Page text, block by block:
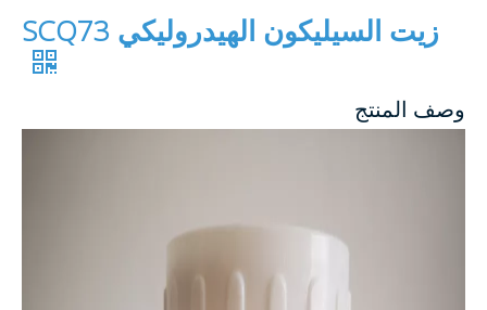
زيت السيليكون الهيدروليكي SCQ73
وصف المنتج